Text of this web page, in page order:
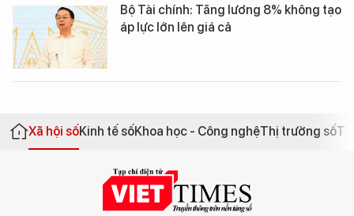
Bộ Tài chính: Tăng lương 8% không tạo
áp lực lớn lên giá cả
Xã hội sốKinh tế sốKhoa học - Công nghệThị trường số